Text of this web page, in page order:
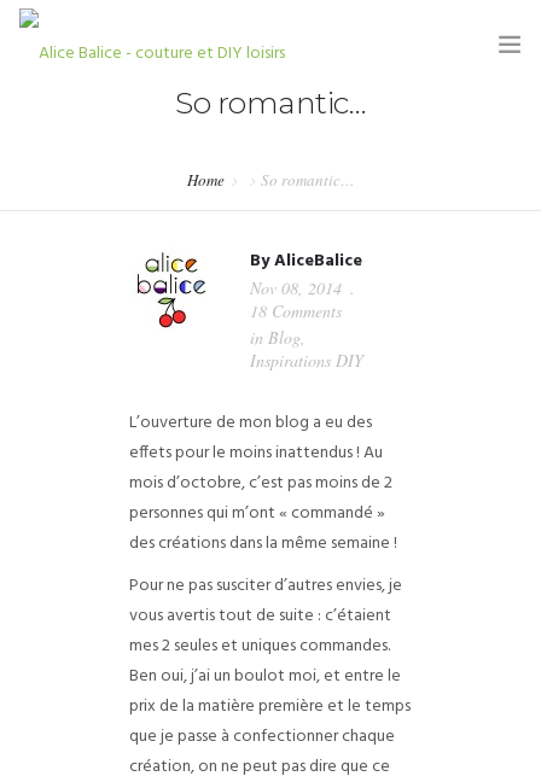
HOME
PARTENARIATS & PRESSE
So romantic…
Home So romantic…
ByAliceBalice
Nov 08, 2014
18 Comments
in Blog,
Inspirations DIY
L’ouverture de mon blog a eu des
effets pour le moins inattendus ! Au
mois d’octobre, c’est pas moins de 2
personnes qui m’ont « commandé »
des créations dans la même semaine !
Pour ne pas susciter d’autres envies, je
vous avertis tout de suite : c’étaient
mes 2 seules et uniques commandes.
Ben oui, j’ai un boulot moi, et entre le
prix de la matière première et le temps
que je passe à confectionner chaque
création, on ne peut pas dire que ce